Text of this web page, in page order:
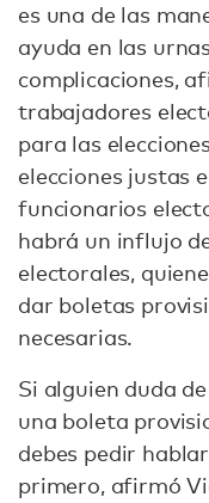
es una de las
ayuda en las
complicaciones,
trabajadores
para las
elecciones justas
funcionarios
habrá un influjo
electorales,
dar boletas
necesarias.
Si alguien duda
una boleta
debes pedir
primero, afirmó